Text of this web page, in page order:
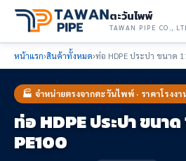
ตะวันไพพ์
TAWAN PIPE CO.,
หน้าแรก›สินค้าทั้งหมด›ท่อ HDPE ประปา ขนาด
🏭 จำหน่ายตรงจากตะวันไพพ์ · ราคาโรงงา
ท่อ HDPE ประปา ขนา
PE100